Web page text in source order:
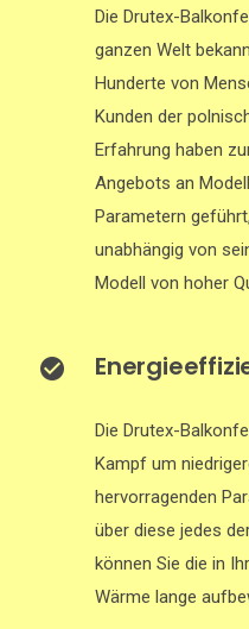
Die Drutex-
ganzen Welt
Hunderte von
Kunden der
Erfahrung haben
Angebots an
Parametern
unabhängig von
Modell von hoher
Die Drutex-
Kampf um
hervorragenden
über diese jedes
können Sie die in
Wärme lange